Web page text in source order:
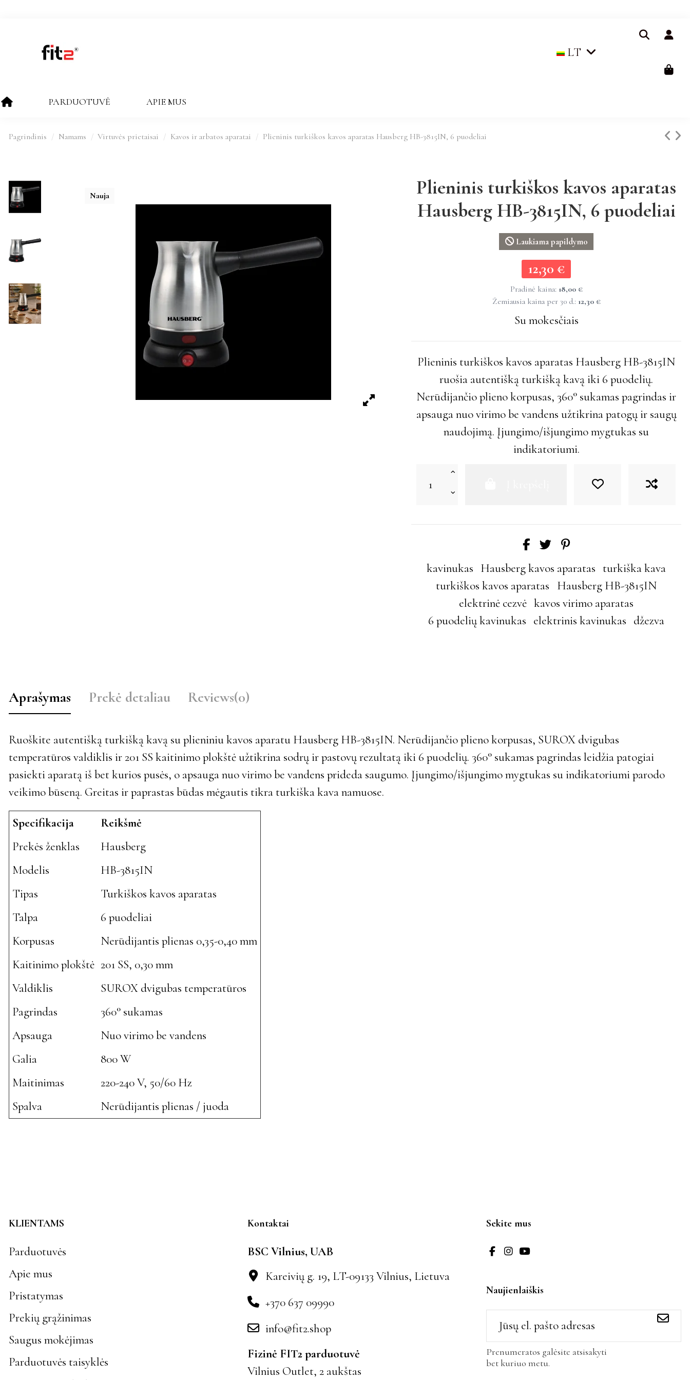
LT
PARDUOTUVĖ APIE MUS
Pagrindinis Namams Virtuvės prietaisai Kavos ir arbatos aparatai Plieninis turkiškos kavos aparatas Hausberg HB-3815IN, 6 puodeliai
Nauja
Plieninis turkiškos kavos aparatas
Hausberg HB-3815IN, 6 puodeliai
Laukiama papildymo
12,30 €
12,30 €
Pradinė kaina: 18,00 €
Žemiausia kaina per 30 d.: 12,30 €
Su mokesčiais
Plieninis turkiškos kavos aparatas Hausberg HB-3815IN
ruošia autentišką turkišką kavą iki 6 puodelių.
Nerūdijančio plieno korpusas, 360° sukamas pagrindas ir
apsauga nuo virimo be vandens užtikrina patogų ir saugų
naudojimą. Įjungimo/išjungimo mygtukas su
indikatoriumi.
kavinukas Hausberg kavos aparatas turkiška kava
turkiškos kavos aparatas
Hausberg HB-3815IN
elektrinė cezvė kavos virimo aparatas
6 puodelių kavinukas elektrinis kavinukas džezva
Aprašymas Prekė detaliau Reviews(0)
Ruoškite autentišką turkišką kavą su plieniniu kavos aparatu Hausberg HB-3815IN. Nerūdijančio plieno korpusas, SUROX dvigubas
temperatūros valdiklis ir 201 SS kaitinimo plokštė užtikrina sodrų ir pastovų rezultatą iki 6 puodelių. 360° sukamas pagrindas leidžia patogiai
pasiekti aparatą iš bet kurios pusės, o apsauga nuo virimo be vandens prideda saugumo. Įjungimo/išjungimo mygtukas su indikatoriumi parodo
veikimo būseną. Greitas ir paprastas būdas mėgautis tikra turkiška kava namuose.
Specifikacija
Reikšmė
Prekės ženklas
Hausberg
Modelis
HB-3815IN
Tipas
Turkiškos kavos aparatas
Talpa
6 puodeliai
Korpusas
Nerūdijantis plienas 0,35-0,40 mm
Kaitinimo plokštė 201 SS, 0,30 mm
Valdiklis
SUROX dvigubas temperatūros
Pagrindas
360° sukamas
Apsauga
Nuo virimo be vandens
Galia
800 W
Maitinimas
220-240 V, 50/60 Hz
Spalva
Nerūdijantis plienas / juoda
KLIENTAMS
Parduotuvės
Apie mus
Pristatymas
Prekių grąžinimas
Saugus mokėjimas
Parduotuvės taisyklės
Kontaktai
BSC Vilnius, UAB
Kareivių g. 19, LT-09133 Vilnius, Lietuva
+370 637 09990
info@fit2.shop
Fizinė FIT2 parduotuvė
Vilnius Outlet, 2 aukštas
Sekite mus
Naujienlaiškis
Prenumeratos galėsite atsisakyti
bet kuriuo metu.